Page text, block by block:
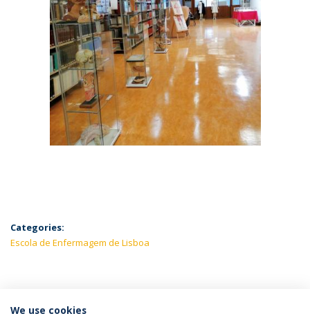
Categories:
Escola de Enfermagem de Lisboa
LATEST NEWS
We use cookies